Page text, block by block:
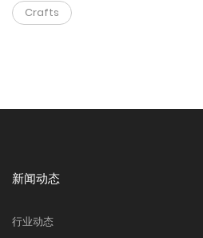
Crafts
新闻动态
行业动态